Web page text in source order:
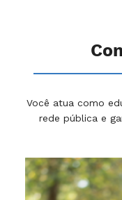
Você atua como
rede pública e